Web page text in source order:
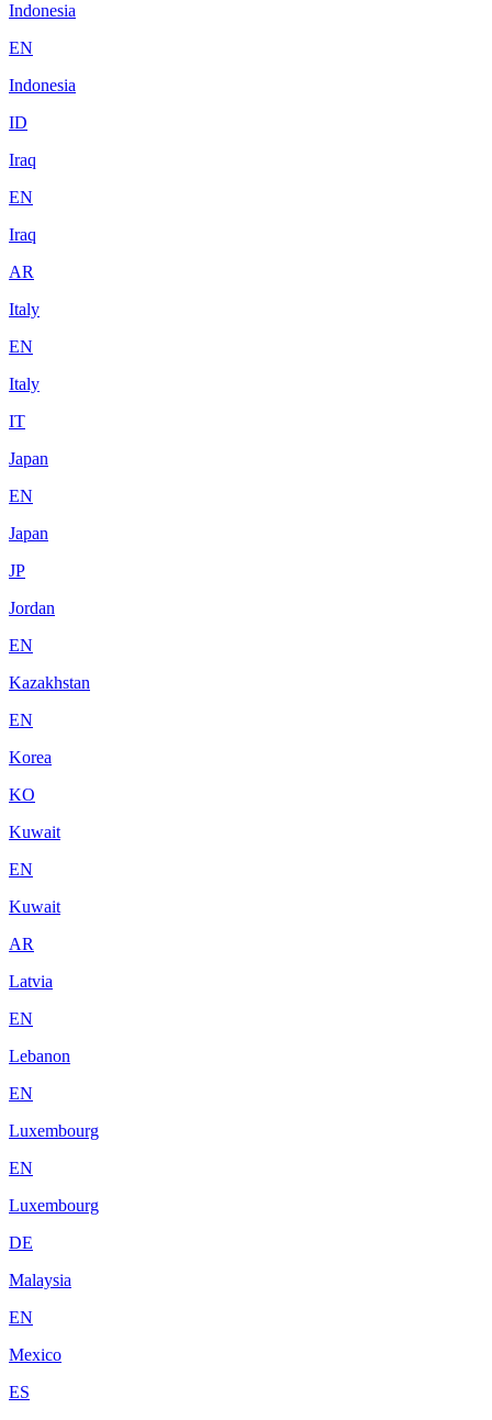
Indonesia
EN
Indonesia
ID
Iraq
EN
Iraq
AR
Italy
EN
Italy
IT
Japan
EN
Japan
JP
Jordan
EN
Kazakhstan
EN
Korea
KO
Kuwait
EN
Kuwait
AR
Latvia
EN
Lebanon
EN
Luxembourg
EN
Luxembourg
DE
Malaysia
EN
Mexico
ES